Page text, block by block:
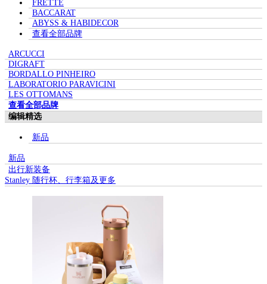
FRETTE
BACCARAT
ABYSS & HABIDECOR
查看全部品牌
ARCUCCI
DIGRAFT
BORDALLO PINHEIRO
LABORATORIO PARAVICINI
LES OTTOMANS
查看全部品牌
编辑精选
新品
新品
出行新装备
Stanley 随行杯、行李箱及更多